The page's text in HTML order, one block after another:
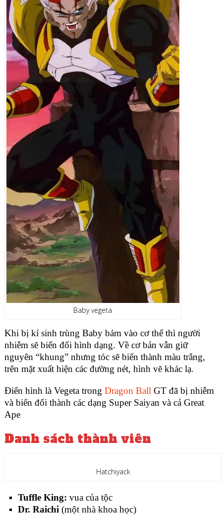
Baby vegeta
Khi bị kí sinh trùng Baby bám vào cơ thể thì người
nhiễm sẽ biến đổi hình dạng. Về cơ bản vẫn giữ
nguyên “khung” nhưng tóc sẽ biến thành màu trắng,
trên mặt xuất hiện các đường nét, hình vẽ khác lạ.
Điển hình là Vegeta trong Dragon Ball GT đã bị nhiễm
và biến đổi thành các dạng Super Saiyan và cả Great
Ape
Danh sách thành viên
Hatchiyack
Tuffle King: vua của tộc
Dr. Raichi (một nhà khoa học)